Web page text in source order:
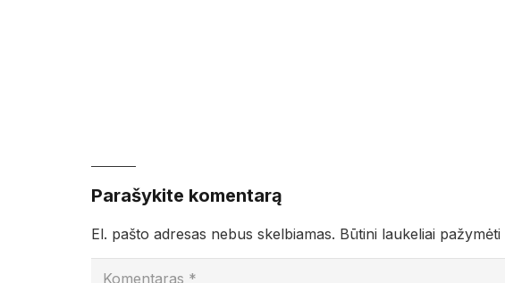
Parašykite komentarą
El. pašto adresas nebus skelbiamas. Būtini laukeliai pažymėti